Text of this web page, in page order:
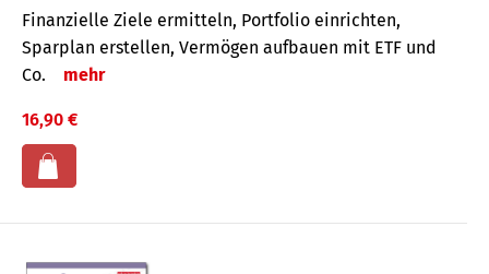
Finanzielle Ziele ermitteln, Portfolio einrichten,
Sparplan erstellen, Vermögen aufbauen mit ETF und
Co.
mehr
16,90 €